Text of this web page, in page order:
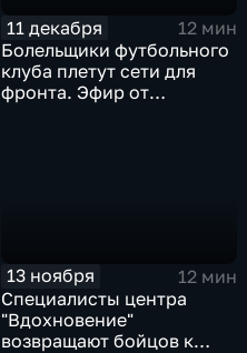
11 декабря
12 мин
Болельщики футбольного
клуба плетут сети для
фронта. Эфир от
13 ноября
12 мин
Специалисты центра
"Вдохновение"
возвращают бойцов к